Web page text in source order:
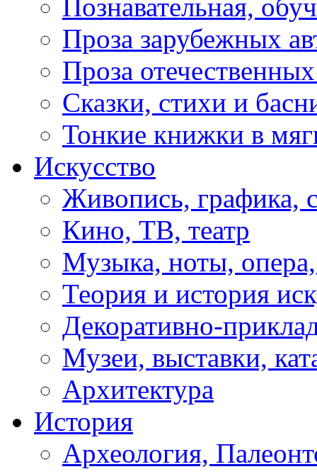
Познавательная,
Проза зарубежных
Проза
Сказки, стихи и
Тонкие книжки в
Искусство
Живопись, графика,
Кино, ТВ, театр
Музыка, ноты,
Теория и история
Декоративно-
Музеи, выставки,
Архитектура
История
Археология,